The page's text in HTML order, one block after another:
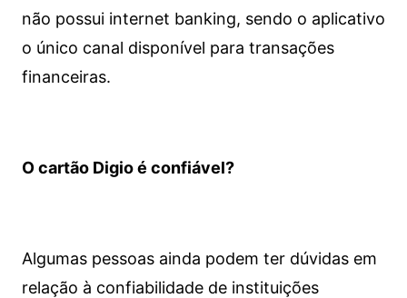
não possui internet banking, sendo o aplicativo
o único canal disponível para transações
financeiras.
O cartão Digio é confiável?
Algumas pessoas ainda podem ter dúvidas em
relação à confiabilidade de instituições